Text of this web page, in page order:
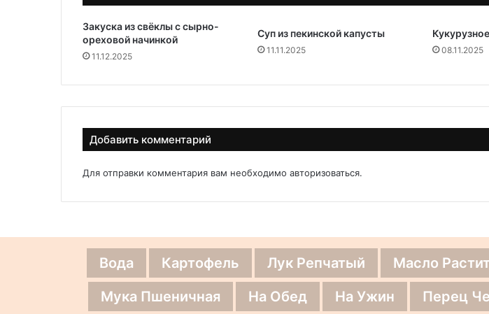
Закуска из свёклы с сырно-
ореховой начинкой
11.12.2025
Суп из пекинской капусты
11.11.2025 08.11.2025
Добавить комментарий
Для отправки комментария вам необходимо авторизоваться.
Вода Картофель Лук Репчатый Масло
Мука Пшеничная
На Обед На Ужин Перец